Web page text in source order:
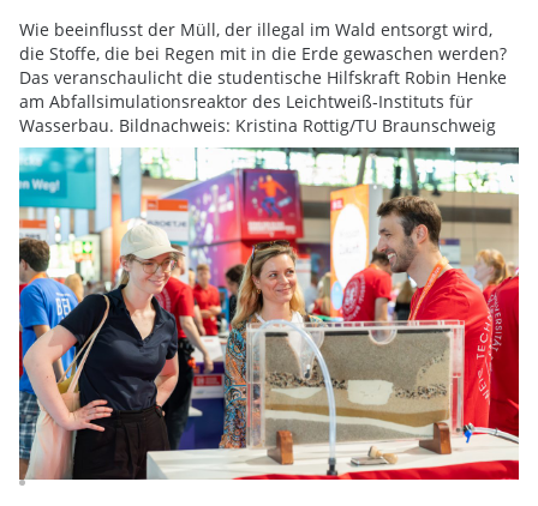
Wie beeinflusst der Müll, der illegal im Wald entsorgt wird,
die Stoffe, die bei Regen mit in die Erde gewaschen werden?
Das veranschaulicht die studentische Hilfskraft Robin Henke
am Abfallsimulationsreaktor des Leichtweiß-Instituts für
Wasserbau. Bildnachweis: Kristina Rottig/TU Braunschweig